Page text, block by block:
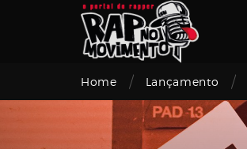
Home / Lançamento /